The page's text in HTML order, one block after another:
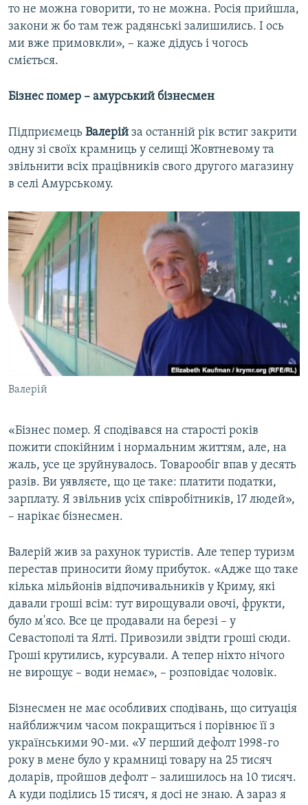
то не можна говорити, то не можна. Росія прийшла,
закони ж бо там теж радянські залишились. І ось
ми вже примовкли», – каже дідусь і чогось
сміється.
Бізнес помер – амурський бізнесмен
Підприємець Валерій за останній рік встиг закрити
одну зі своїх крамниць у селищі Жовтневому та
звільнити всіх працівників свого другого магазину
в селі Амурському.
Валерій
«Бізнес помер. Я сподівався на старості років
пожити спокійним і нормальним життям, але, на
жаль, усе це зруйнувалось. Товарообіг впав у десять
разів. Ви уявляєте, що це таке: платити податки,
зарплату. Я звільнив усіх співробітників, 17 людей»,
– нарікає бізнесмен.
Валерій жив за рахунок туристів. Але тепер туризм
перестав приносити йому прибуток. «Адже що таке
кілька мільйонів відпочивальників у Криму, які
давали гроші всім: тут вирощували овочі, фрукти,
було м'ясо. Все це продавали на березі – у
Севастополі та Ялті. Привозили звідти гроші сюди.
Гроші крутились, курсували. А тепер ніхто нічого
не вирощує – води немає», – розповідає чоловік.
Бізнесмен не має особливих сподівань, що ситуація
найближчим часом покращиться і порівнює її з
українськими 90-ми. «У перший дефолт 1998-го
року в мене було у крамниці товару на 25 тисяч
доларів, пройшов дефолт – залишилось на 10 тисяч.
А куди поділись 15 тисяч, я досі не знаю. А зараз я